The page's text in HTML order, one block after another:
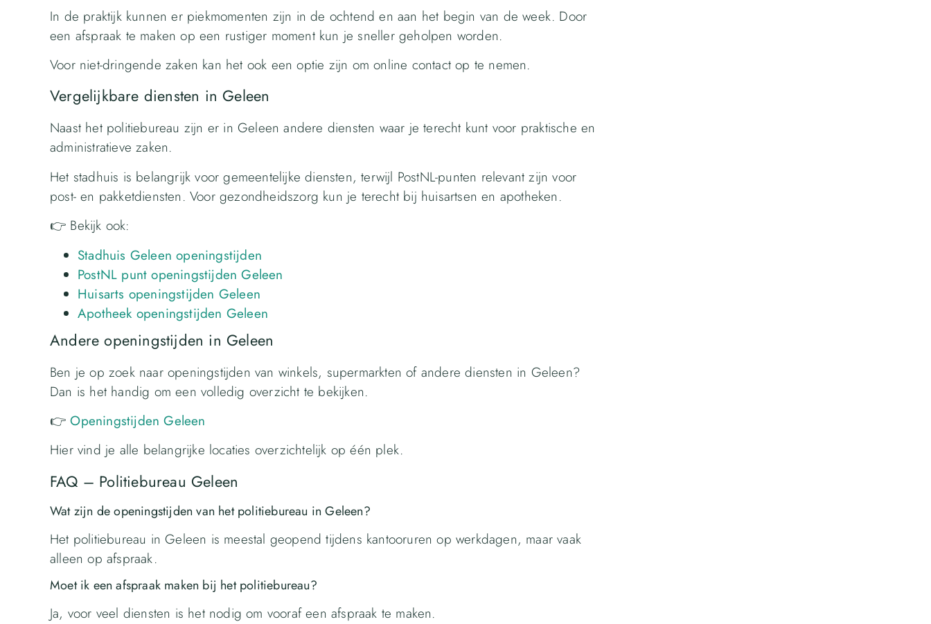
In de praktijk kunnen er piekmomenten zijn in de ochtend en aan het begin van de week. Door
een afspraak te maken op een rustiger moment kun je sneller geholpen worden.
Voor niet-dringende zaken kan het ook een optie zijn om online contact op te nemen.
Vergelijkbare diensten in Geleen
Naast het politiebureau zijn er in Geleen andere diensten waar je terecht kunt voor praktische en
administratieve zaken.
Het stadhuis is belangrijk voor gemeentelijke diensten, terwijl PostNL-punten relevant zijn voor
post- en pakketdiensten. Voor gezondheidszorg kun je terecht bij huisartsen en apotheken.
👉 Bekijk ook:
Stadhuis Geleen openingstijden
PostNL punt openingstijden Geleen
Huisarts openingstijden Geleen
Apotheek openingstijden Geleen
Andere openingstijden in Geleen
Ben je op zoek naar openingstijden van winkels, supermarkten of andere diensten in Geleen?
Dan is het handig om een volledig overzicht te bekijken.
👉Openingstijden Geleen
Hier vind je alle belangrijke locaties overzichtelijk op één plek.
FAQ – Politiebureau Geleen
Wat zijn de openingstijden van het politiebureau in Geleen?
Het politiebureau in Geleen is meestal geopend tijdens kantooruren op werkdagen, maar vaak
alleen op afspraak.
Moet ik een afspraak maken bij het politiebureau?
Ja, voor veel diensten is het nodig om vooraf een afspraak te maken.